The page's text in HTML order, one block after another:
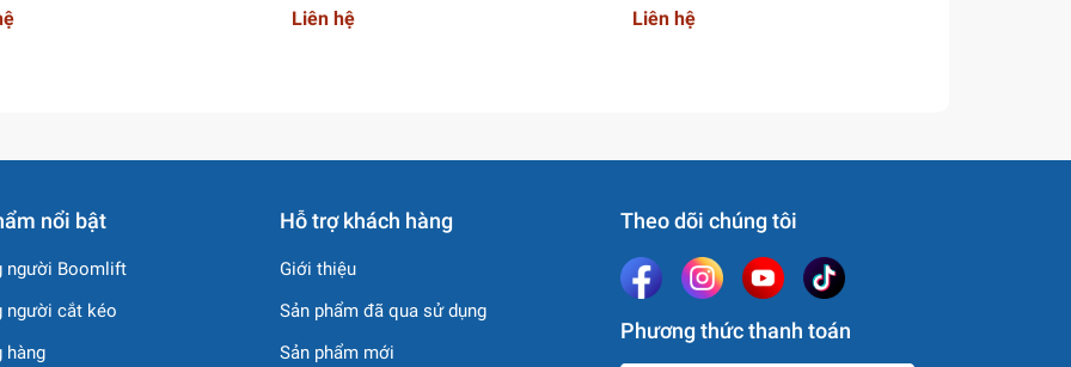
TRUYỀN ĐỘNG
Liên hệ
Liên hệ
nổi bật
người Boomlift
người cắt kéo
hàng
Hỗ trợ khách hàng
Giới thiệu
Sản phẩm đã qua sử dụng
Sản phẩm mới
Theo dõi chúng tôi
Phương thức thanh toán